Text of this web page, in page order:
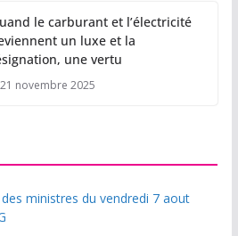
le carburant et l’électricité
un luxe et la
une vertu
21 novembre 2025
ministres du vendredi 7 aout